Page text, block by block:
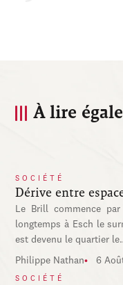
À lire
SOCIÉTÉ
Dérive entre
Le Brill commence
longtemps à Esch le
est devenu le quartier
Philippe Nathan 6
SOCIÉTÉ